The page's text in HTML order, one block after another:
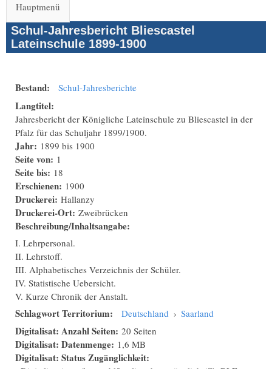
Hauptmenü
Schul-Jahresbericht Bliescastel
Lateinschule 1899-1900
Bestand: Schul-Jahresberichte
Langtitel:
Jahresbericht der Königliche Lateinschule zu Bliescastel in der
Pfalz für das Schuljahr 1899/1900.
Jahr: 1899 bis 1900
Seite von: 1
Seite bis: 18
Erschienen: 1900
Druckerei: Hallanzy
Druckerei-Ort: Zweibrücken
Beschreibung/Inhaltsangabe:
I. Lehrpersonal.
II. Lehrstoff.
III. Alphabetisches Verzeichnis der Schüler.
IV. Statistische Uebersicht.
V. Kurze Chronik der Anstalt.
Schlagwort Territorium: Deutschland › Saarland
Digitalisat: Anzahl Seiten: 20 Seiten
Digitalisat: Datenmenge: 1,6 MB
Digitalisat: Status Zugänglichkeit: